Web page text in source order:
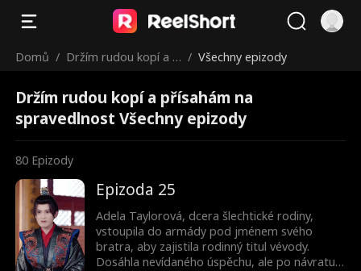
Domů / Držím rudou kopí a p
ost
/ Všechny epizody
Držím rudou kopí a přísahám na
spravedlnost Všechny epizody
80 Epizody
Epizoda 25
Adela Taylorová, dcera šlechtické rodiny,
vstoupila do armády pod jménem svého
bratra, aby zajistila rodinný titul vévody.
Dosáhla nevídaného úspěchu, ale po návratu